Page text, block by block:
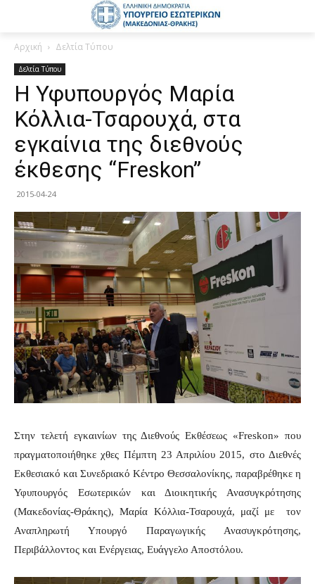
Αρχική Δελτία Τύπου
Δελτία Τύπου
Η Υφυπουργός Μαρία
Κόλλια-Τσαρουχά, στα
εγκαίνια της διεθνούς
έκθεσης “Freskon”
2015-04-24
Στην τελετή εγκαινίων της Διεθνούς Εκθέσεως «Freskon» που
πραγματοποιήθηκε χθες Πέμπτη 23 Απριλίου 2015, στο Διεθνές
Εκθεσιακό και Συνεδριακό Κέντρο Θεσσαλονίκης, παραβρέθηκε η
Υφυπουργός Εσωτερικών και Διοικητικής Ανασυγκρότησης
(Μακεδονίας-Θράκης), Μαρία Κόλλια-Τσαρουχά, μαζί με τον
Αναπληρωτή Υπουργό Παραγωγικής Ανασυγκρότησης,
Περιβάλλοντος και Ενέργειας, Ευάγγελο Αποστόλου.